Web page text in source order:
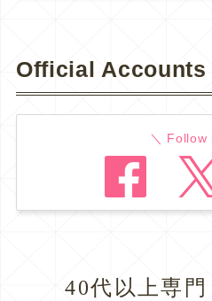
Official Accounts
＼ Follow
40代以上専